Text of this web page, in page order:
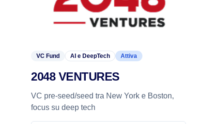
VC Fund AI e DeepTech Attiva
2048 VENTURES
VC pre-seed/seed tra New York e Boston,
focus su deep tech